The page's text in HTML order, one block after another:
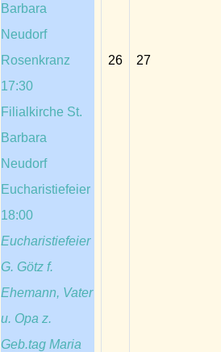
Barbara
Neudorf
Rosenkranz
17:30
Filialkirche St.
Barbara
Neudorf
Eucharistiefeier
18:00
Eucharistiefeier
G. Götz f.
Ehemann, Vater
u. Opa z.
Geb.tag Maria
26 27